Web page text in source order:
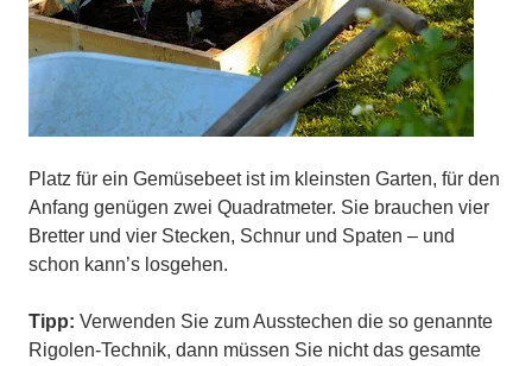
Platz für ein Gemüsebeet ist im kleinsten Garten, für den
Anfang genügen zwei Quadratmeter. Sie brauchen vier
Bretter und vier Stecken, Schnur und Spaten – und
schon kann’s losgehen.
Tipp: Verwenden Sie zum Ausstechen die so genannte
Rigolen-Technik, dann müssen Sie nicht das gesamte